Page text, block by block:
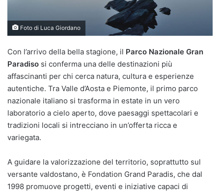
Foto di Luca Giordano
Con l’arrivo della bella stagione, il Parco Nazionale Gran
Paradiso si conferma una delle destinazioni più
affascinanti per chi cerca natura, cultura e esperienze
autentiche. Tra Valle d’Aosta e Piemonte, il primo parco
nazionale italiano si trasforma in estate in un vero
laboratorio a cielo aperto, dove paesaggi spettacolari e
tradizioni locali si intrecciano in un’offerta ricca e
variegata.
A guidare la valorizzazione del territorio, soprattutto sul
versante valdostano, è Fondation Grand Paradis, che dal
1998 promuove progetti, eventi e iniziative capaci di